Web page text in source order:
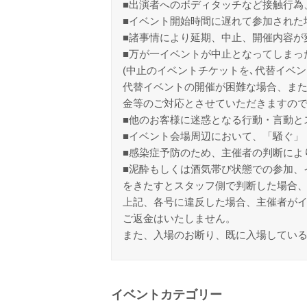
■出演者へのボディタッチなど接触行
■イベント開始時間に遅れて参加され
■諸事情により延期、中止、開催内容
■万が一イベントが中止となってしま
(中止のイベントチケットを､代替イベ
代替イベントの開催が困難な場合、ま
金等のご対応とさせていただきますの
■他のお客様に迷惑となる行動・言動
■イベント会場周辺において、「騒ぐ
■感染症予防のため、主催者の判断に
■泥酔もしくは酒気帯び状態での参加
をきたすとスタッフ側で判断した場合
上記、各号に違反した場合、主催者
ご返金はいたしません。
また、入場のお断り、既に入場してい
イベントカテゴリー